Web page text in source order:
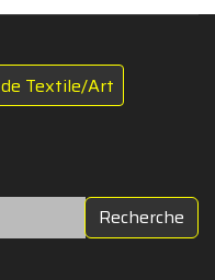
Textile/Art
Recherche